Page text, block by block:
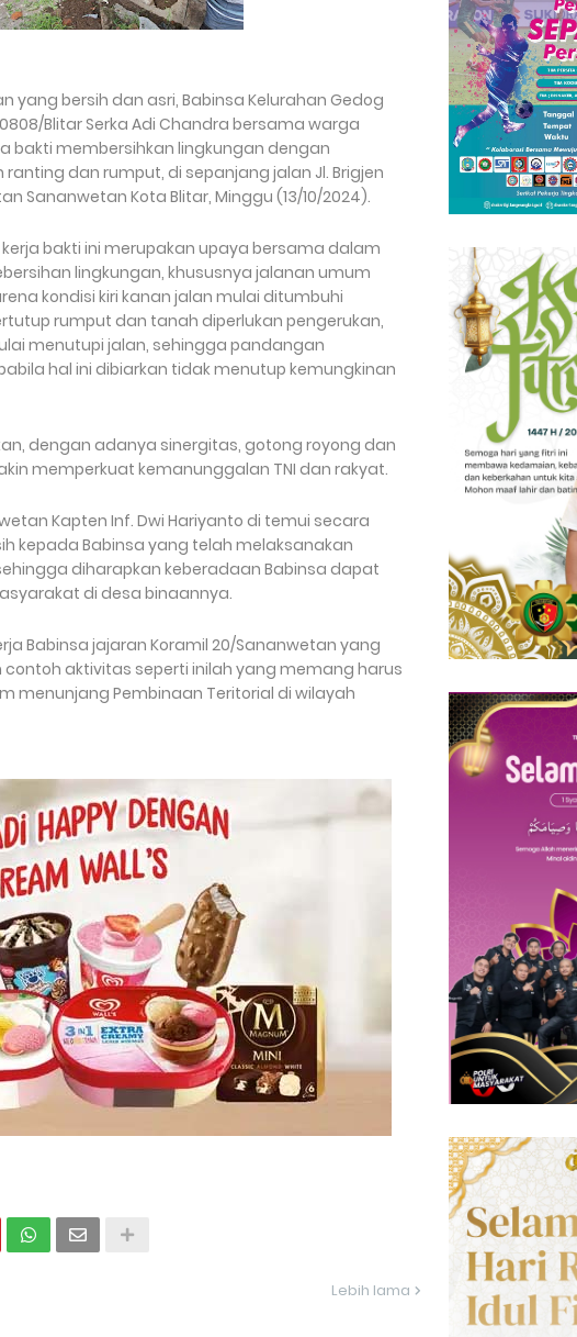
yang bersih dan asri, Babinsa Kelurahan Gedog
Blitar Serka Adi Chandra bersama warga
bakti membersihkan lingkungan dengan
dan rumput, di sepanjang jalan Jl. Brigjen
Sananwetan Kota Blitar, Minggu (13/10/2024).
bakti ini merupakan upaya bersama dalam
lingkungan, khususnya jalanan umum
kondisi kiri kanan jalan mulai ditumbuhi
rumput dan tanah diperlukan pengerukan,
menutupi jalan, sehingga pandangan
hal ini dibiarkan tidak menutup kemungkinan
dengan adanya sinergitas, gotong royong dan
memperkuat kemanunggalan TNI dan rakyat.
Kapten Inf. Dwi Hariyanto di temui secara
kepada Babinsa yang telah melaksanakan
diharapkan keberadaan Babinsa dapat
di desa binaannya.
Babinsa jajaran Koramil 20/Sananwetan yang
aktivitas seperti inilah yang memang harus
menunjang Pembinaan Teritorial di wilayah
Lebih lama